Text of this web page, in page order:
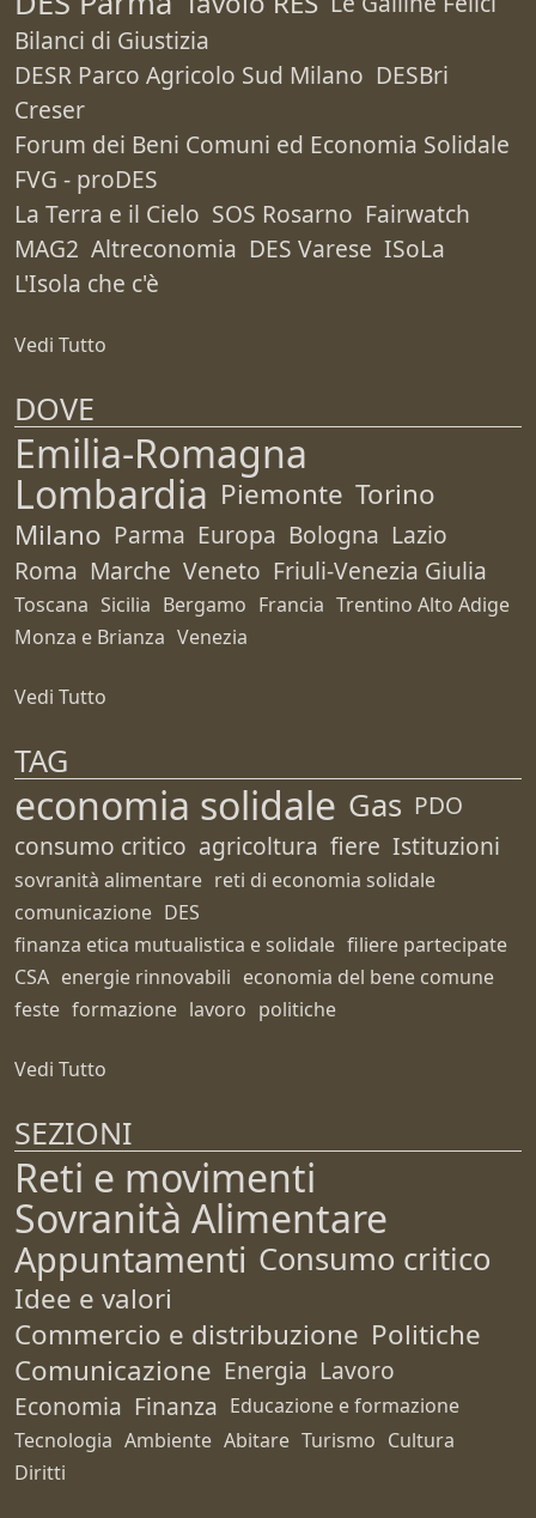
Bilanci di Giustizia
DESR Parco Agricolo Sud Milano DESBri
Creser
Forum dei Beni Comuni ed Economia Solidale
FVG - proDES
La Terra e il Cielo SOS Rosarno Fairwatch
MAG2 Altreconomia DES Varese ISoLa
L'Isola che c'è
Vedi Tutto
DOVE
Emilia-Romagna
Lombardia Piemonte Torino
Milano Parma Europa Bologna Lazio
Roma Marche Veneto Friuli-Venezia Giulia
Toscana Sicilia Bergamo Francia Trentino Alto Adige
Monza e Brianza Venezia
Vedi Tutto
TAG
economia solidale Gas PDO
consumo critico agricoltura fiere Istituzioni
sovranità alimentare reti di economia solidale
comunicazione DES
finanza etica mutualistica e solidale filiere partecipate
CSA energie rinnovabili economia del bene comune
feste formazione lavoro politiche
Vedi Tutto
SEZIONI
Reti e movimenti
Sovranità Alimentare
Appuntamenti Consumo critico
Idee e valori
Commercio e distribuzione Politiche
Comunicazione Energia Lavoro
Economia Finanza Educazione e formazione
Tecnologia Ambiente Abitare Turismo Cultura
Diritti